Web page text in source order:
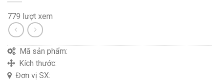
779 lượt xem
Mã sản phẩm:
Kích thước:
Đơn vị SX: